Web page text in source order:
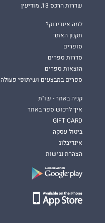
שדרות הרכס 13, מודיעין
למה אינדיבוק?
תקנון האתר
סופרים
סדרות ספרים
הוצאות ספרים
ספרים במבצעים ושיתופי פעולה
קניה באתר - שו"ת
איך לרכוש ספר באתר
GIFT CARD
ביטול עסקה
אינדיבלוג
הצהרת נגישות